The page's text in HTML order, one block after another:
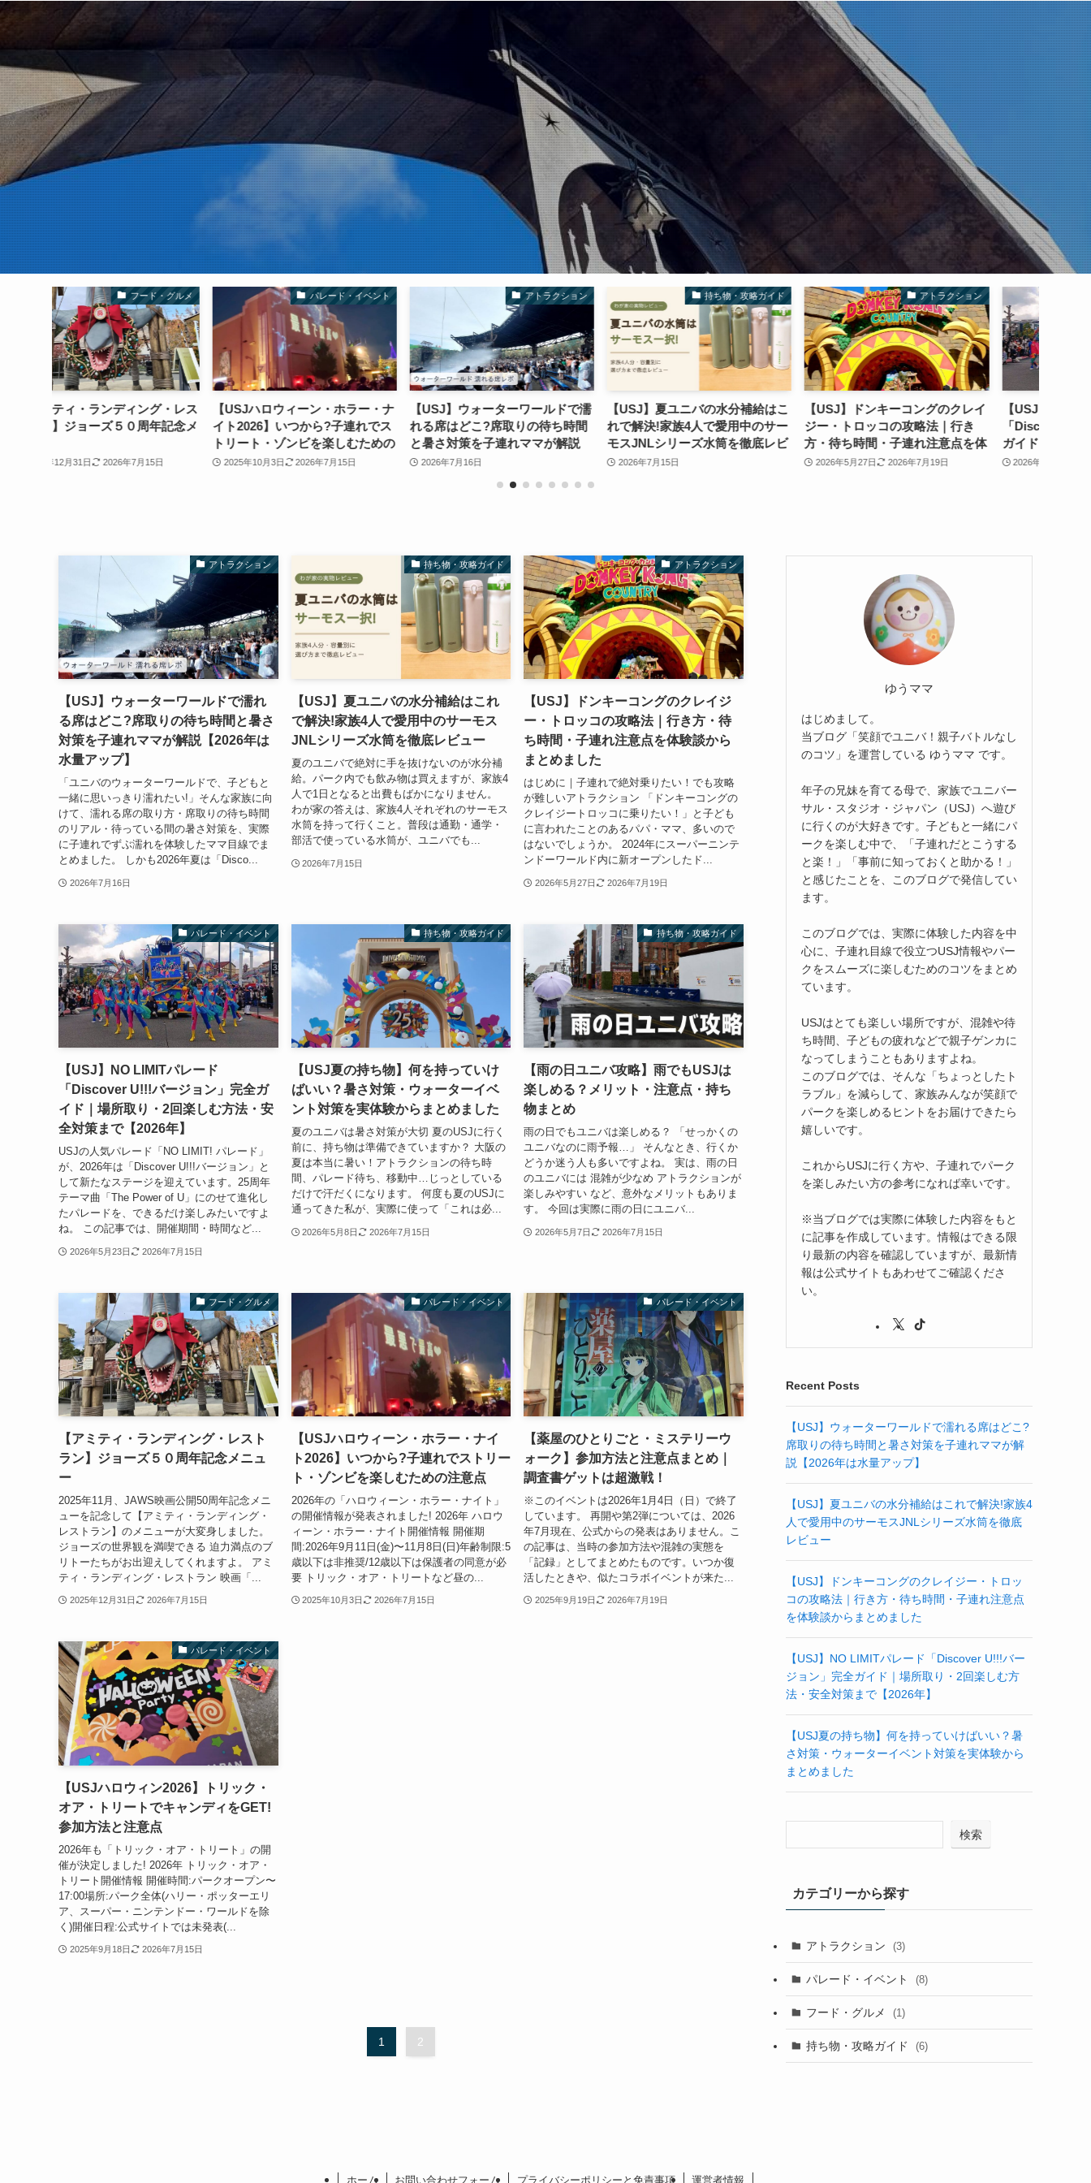
パレード・イベント
【USJハロウィーン・ホラー・ナ
イト2026】いつから?子連れでス
トリート・ゾンビを楽しむための
注意点
2025年10月3日 2026年7月15日
アトラクション
【USJ】ウォーターワールドで濡
れる席はどこ?席取りの待ち時間
と暑さ対策を子連れママが解説
【2026年は水量アップ】
2026年7月16日
持ち物・攻略ガイド
【USJ】夏ユニバの水分補給はこ
れで解決!家族4人で愛用中のサー
モスJNLシリーズ水筒を徹底レビ
ュー2026年7月15日
アトラクション
【USJ】ドンキーコングのクレイ
ジー・トロッコの攻略法｜行き
方・待ち時間・子連れ注意点を体
験談からまとめました
2026年5月27日
パレード・イベント
【USJ】NO LIMITパレード
「Discover U!!!バージョン」完全
ガイド｜場所取り・2回楽しむ方
法・安全対策まで【2026年】
2026年5月23日 2026年7月15日
アトラクション
【USJ】ウォーターワールドで濡れ
る席はどこ?席取りの待ち時間と暑さ
対策を子連れママが解説【2026年は
水量アップ】
「ユニバのウォーターワールドで、子どもと
一緒に思いっきり濡れたい!」そんな家族に向
けて、濡れる席の取り方・席取りの待ち時間
のリアル・待っている間の暑さ対策を、実際
に子連れでずぶ濡れを体験したママ目線でま
とめました。 しかも2026年夏は「Disco...
2026年7月16日
持ち物・攻略ガイド
【USJ】夏ユニバの水分補給はこれ
で解決!家族4人で愛用中のサーモス
JNLシリーズ水筒を徹底レビュー
夏のユニバで絶対に手を抜けないのが水分補
給。パーク内でも飲み物は買えますが、家族4
人で1日となると出費もばかになりません。
わが家の答えは、家族4人それぞれのサーモス
水筒を持って行くこと。普段は通勤・通学・
部活で使っている水筒が、ユニバでも...
2026年7月15日
アトラクション
【USJ】ドンキーコングのクレイジ
ー・トロッコの攻略法｜行き方・待
ち時間・子連れ注意点を体験談から
まとめました
はじめに｜子連れで絶対乗りたい！でも攻略
が難しいアトラクション 「ドンキーコングの
クレイジートロッコに乗りたい！」と子ども
に言われたことのあるパパ・ママ、多いので
はないでしょうか。 2024年にスーパーニンテ
ンドーワールド内に新オープンしたド...
2026年5月27日 2026年7月19日
パレード・イベント
【USJ】NO LIMITパレード
「Discover U!!!バージョン」完全ガ
イド｜場所取り・2回楽しむ方法・安
全対策まで【2026年】
USJの人気パレード「NO LIMIT! パレード」
が、2026年は「Discover U!!!バージョン」と
して新たなステージを迎えています。25周年
テーマ曲「The Power of U」にのせて進化し
たパレードを、できるだけ楽しみたいですよ
ね。 この記事では、開催期間・時間など...
2026年5月23日 2026年7月15日
持ち物・攻略ガイド
【USJ夏の持ち物】何を持っていけ
ばいい？暑さ対策・ウォーターイベ
ント対策を実体験からまとめました
夏のユニバは暑さ対策が大切 夏のUSJに行く
前に、持ち物は準備できていますか？ 大阪の
夏は本当に暑い！アトラクションの待ち時
間、パレード待ち、移動中…じっとしている
だけで汗だくになります。 何度も夏のUSJに
通ってきた私が、実際に使って「これは必...
2026年5月8日 2026年7月15日
持ち物・攻略ガイド
【雨の日ユニバ攻略】雨でもUSJは
楽しめる？メリット・注意点・持ち
物まとめ
雨の日でもユニバは楽しめる？ 「せっかくの
ユニバなのに雨予報…」 そんなとき、行くか
どうか迷う人も多いですよね。 実は、雨の日
のユニバには 混雑が少なめ アトラクションが
楽しみやすい など、意外なメリットもありま
す。 今回は実際に雨の日にユニバ...
2026年5月7日 2026年7月15日
フード・グルメ
【アミティ・ランディング・レスト
ラン】ジョーズ５０周年記念メニュ
ー
2025年11月、JAWS映画公開50周年記念メニ
ューを記念して【アミティ・ランディング・
レストラン】のメニューが大変身しました。
ジョーズの世界観を満喫できる 迫力満点のブ
リトーたちがお出迎えしてくれますよ。 アミ
ティ・ランディング・レストラン 映画「...
2025年12月31日 2026年7月15日
パレード・イベント
【USJハロウィーン・ホラー・ナイ
ト2026】いつから?子連れでストリー
ト・ゾンビを楽しむための注意点
2026年の「ハロウィーン・ホラー・ナイト」
の開催情報が発表されました! 2026年 ハロウ
ィーン・ホラー・ナイト開催情報 開催期
間:2026年9月11日(金)〜11月8日(日)年齢制限:5
歳以下は非推奨/12歳以下は保護者の同意が必
要 トリック・オア・トリートなど昼の...
2025年10月3日 2026年7月15日
パレード・イベント
【薬屋のひとりごと・ミステリーウ
ォーク】参加方法と注意点まとめ｜
調査書ゲットは超激戦！
※このイベントは2026年1月4日（日）で終了
しています。 再開や第2弾については、2026
年7月現在、公式からの発表はありません。こ
の記事は、当時の参加方法や混雑の実態を
「記録」としてまとめたものです。いつか復
活したときや、似たコラボイベントが来た...
2025年9月19日 2026年7月19日
パレード・イベント
【USJハロウィン2026】トリック・
オア・トリートでキャンディをGET!
参加方法と注意点
2026年も「トリック・オア・トリート」の開
催が決定しました! 2026年 トリック・オア・
トリート開催情報 開催時間:パークオープン〜
17:00場所:パーク全体(ハリー・ポッターエリ
ア、スーパー・ニンテンドー・ワールドを除
く)開催日程:公式サイトでは未発表(...
2025年9月18日 2026年7月15日
1 2
ゆうママ
はじめまして。
当ブログ「笑顔でユニバ！親子バトルなし
のコツ」を運営している ゆうママ です。
年子の兄妹を育てる母で、家族でユニバー
サル・スタジオ・ジャパン（USJ）へ遊び
に行くのが大好きです。子どもと一緒にパ
ークを楽しむ中で、「子連れだとこうする
と楽！」「事前に知っておくと助かる！」
と感じたことを、このブログで発信してい
ます。
このブログでは、実際に体験した内容を中
心に、子連れ目線で役立つUSJ情報やパー
クをスムーズに楽しむためのコツをまとめ
ています。
USJはとても楽しい場所ですが、混雑や待
ち時間、子どもの疲れなどで親子ゲンカに
なってしまうこともありますよね。
このブログでは、そんな「ちょっとしたト
ラブル」を減らして、家族みんなが笑顔で
パークを楽しめるヒントをお届けできたら
嬉しいです。
これからUSJに行く方や、子連れでパーク
を楽しみたい方の参考になれば幸いです。
※当ブログでは実際に体験した内容をもと
に記事を作成しています。情報はできる限
り最新の内容を確認していますが、最新情
報は公式サイトもあわせてご確認くださ
い。
Recent Posts
【USJ】ウォーターワールドで濡れる席はどこ?
席取りの待ち時間と暑さ対策を子連れママが解
説【2026年は水量アップ】
【USJ】夏ユニバの水分補給はこれで解決!家族4
人で愛用中のサーモスJNLシリーズ水筒を徹底
レビュー
【USJ】ドンキーコングのクレイジー・トロッ
コの攻略法｜行き方・待ち時間・子連れ注意点
を体験談からまとめました
【USJ】NO LIMITパレード「Discover U!!!バー
ジョン」完全ガイド｜場所取り・2回楽しむ方
法・安全対策まで【2026年】
【USJ夏の持ち物】何を持っていけばいい？暑
さ対策・ウォーターイベント対策を実体験から
まとめました
検索
カテゴリーから探す
アトラクション (3)
パレード・イベント (8)
フード・グルメ (1)
持ち物・攻略ガイド (6)
ホーム お問い合わせフォーム プライバシーポリシーと免責事項 運営者情報